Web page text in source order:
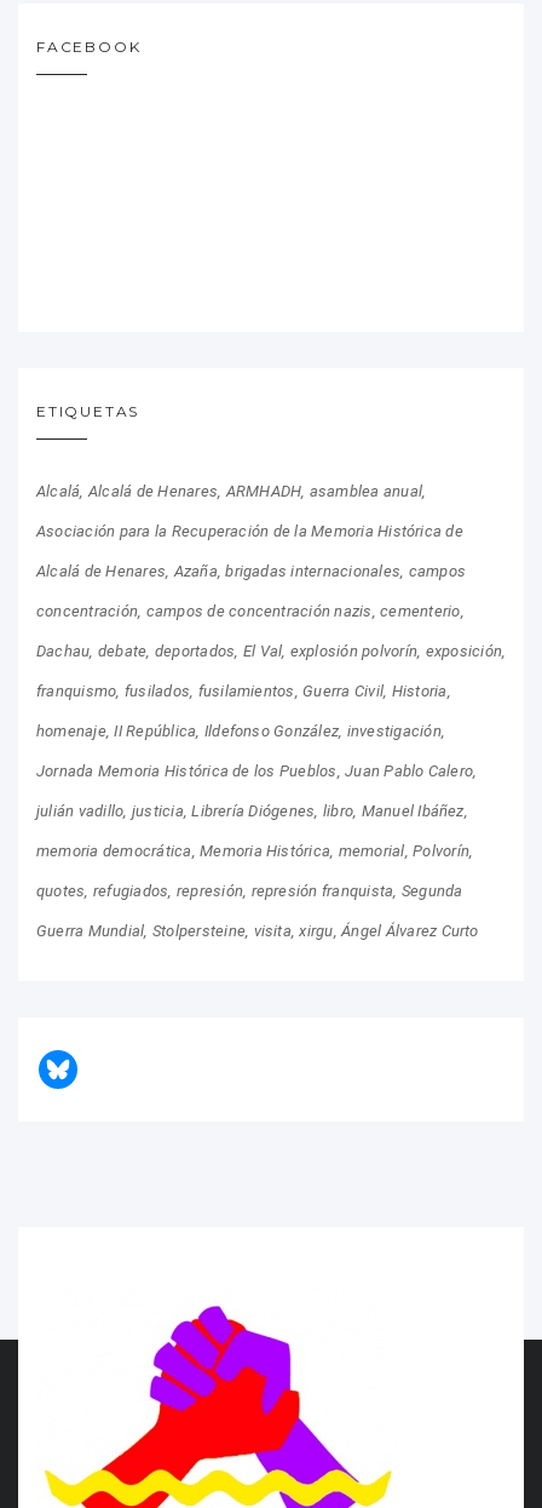
FACEBOOK
ETIQUETAS
Alcalá Alcalá de Henares ARMHADH asamblea anual
Asociación para la Recuperación de la Memoria Histórica de
Alcalá de Henares Azaña brigadas internacionales campos
concentración campos de concentración nazis cementerio
Dachau debate deportados El Val explosión polvorín exposición
franquismo fusilados fusilamientos Guerra Civil Historia
homenaje II República Ildefonso González investigación
Jornada Memoria Histórica de los Pueblos Juan Pablo Calero
julián vadillo justicia Librería Diógenes libro Manuel Ibáñez
memoria democrática Memoria Histórica memorial Polvorín
quotes refugiados represión represión franquista Segunda
Guerra Mundial Stolpersteine visita xirgu Ángel Álvarez Curto